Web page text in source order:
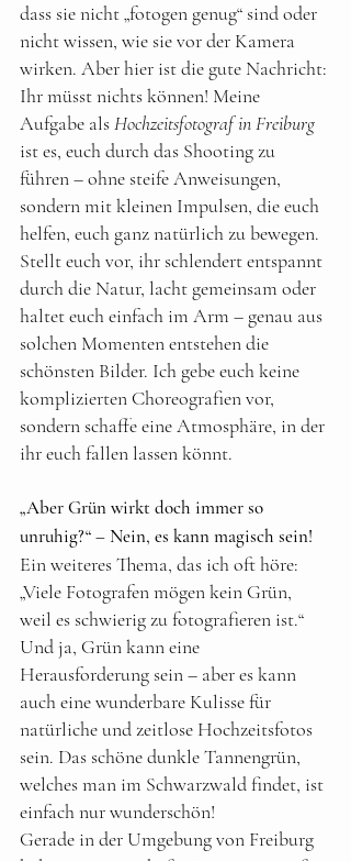
dass sie nicht „fotogen genug“ sind oder
nicht wissen, wie sie vor der Kamera
wirken. Aber hier ist die gute Nachricht:
Ihr müsst nichts können! Meine
Aufgabe als Hochzeitsfotograf in Freiburg
ist es, euch durch das Shooting zu
führen – ohne steife Anweisungen,
sondern mit kleinen Impulsen, die euch
helfen, euch ganz natürlich zu bewegen.
Stellt euch vor, ihr schlendert entspannt
durch die Natur, lacht gemeinsam oder
haltet euch einfach im Arm – genau aus
solchen Momenten entstehen die
schönsten Bilder. Ich gebe euch keine
komplizierten Choreografien vor,
sondern schaffe eine Atmosphäre, in der
ihr euch fallen lassen könnt.
„Aber Grün wirkt doch immer so
unruhig?“ – Nein, es kann magisch sein!
Ein weiteres Thema, das ich oft höre:
„Viele Fotografen mögen kein Grün,
weil es schwierig zu fotografieren ist.“
Und ja, Grün kann eine
Herausforderung sein – aber es kann
auch eine wunderbare Kulisse für
natürliche und zeitlose Hochzeitsfotos
sein. Das schöne dunkle Tannengrün,
welches man im Schwarzwald findet, ist
einfach nur wunderschön!
Gerade in der Umgebung von Freiburg